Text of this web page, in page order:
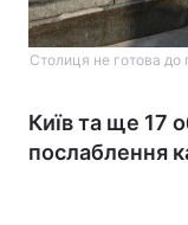
Столиця не готова до
Київ та ще 17
послаблення